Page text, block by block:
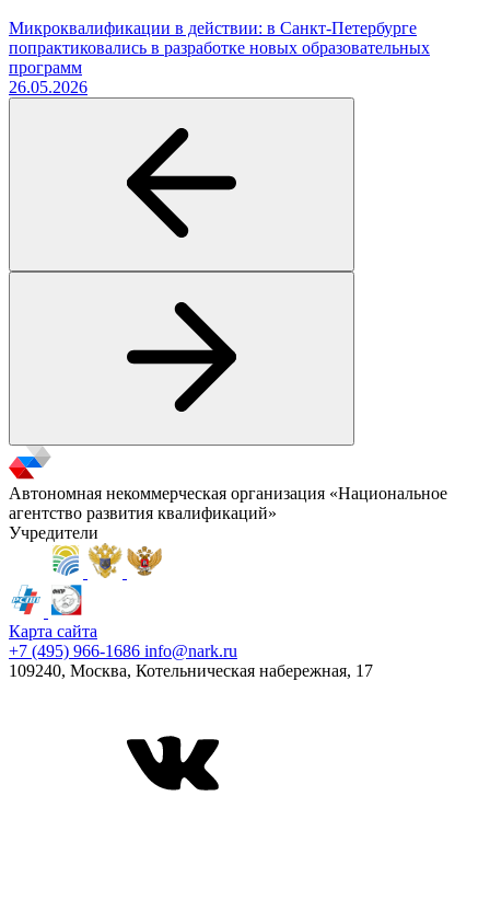
Микроквалификации в действии: в Санкт-Петербурге
попрактиковались в разработке новых образовательных
программ
26.05.2026
Автономная некоммерческая организация «Национальное
агентство развития квалификаций»
Учредители
Карта сайта
+7 (495) 966-1686 info@nark.ru
109240, Москва, Котельническая набережная, 17